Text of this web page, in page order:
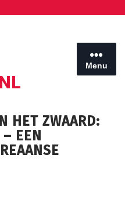
Menu
HET ZWAARD:
EEN